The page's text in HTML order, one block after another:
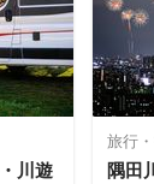
川遊
旅行
隅田